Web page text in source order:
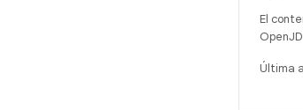
El
Última